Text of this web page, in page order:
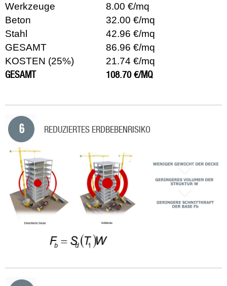
Werkzeuge
8.00 €/mq
Beton
32.00 €/mq
Stahl
42.96 €/mq
GESAMT
86.96 €/mq
KOSTEN (25%)
21.74 €/mq
GESAMT 108.70 €/MQ
REDUZIERTES ERDBEBENRISIKO